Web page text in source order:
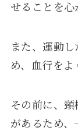
せることを心
また、運動
め、血行をよ
その前に、
があるため